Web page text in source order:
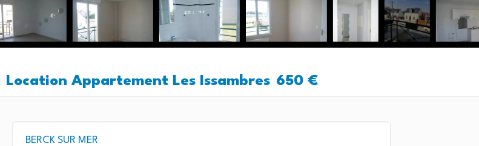
Location Appartement Les Issambres 650 €
BERCK SUR MER